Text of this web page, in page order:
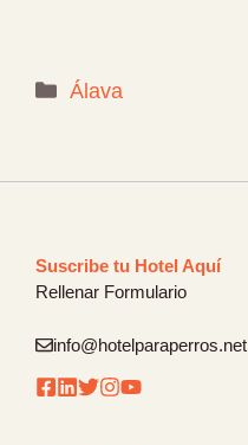
Categorías
Álava
Suscribe tu Hotel Aquí
Rellenar Formulario
info@hotelparaperros.net